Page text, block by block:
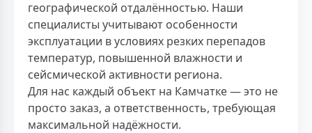
географической отдалённостью. Наши
специалисты учитывают особенности
эксплуатации в условиях резких перепадов
температур, повышенной влажности и
сейсмической активности региона.
Для нас каждый объект на Камчатке — это не
просто заказ, а ответственность, требующая
максимальной надёжности.